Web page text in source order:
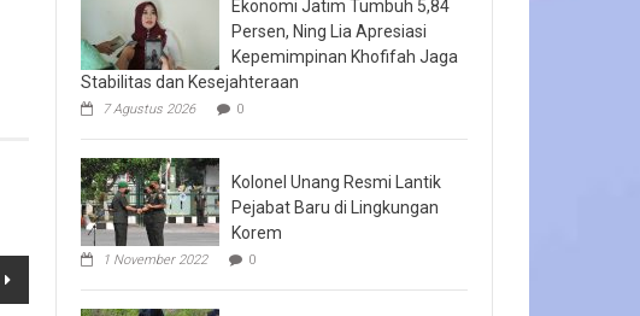
Ekonomi Jatim Tumbuh 5,84
Persen, Ning Lia Apresiasi
Kepemimpinan Khofifah Jaga
Stabilitas dan Kesejahteraan
7 Agustus 2026 0
Kolonel Unang Resmi Lantik
Pejabat Baru di Lingkungan
Korem
1 November 2022 0